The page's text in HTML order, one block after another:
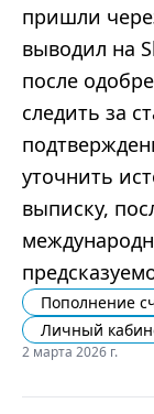
пришли
выводил на
после
следить за
уточнить
выписку,
Пополнение
Личный
2 марта 2026 г.